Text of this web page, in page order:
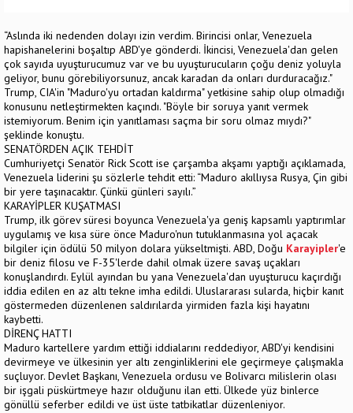
“Aslında iki nedenden dolayı izin verdim. Birincisi onlar, Venezuela
hapishanelerini boşaltıp ABD'ye gönderdi. İkincisi, Venezuela'dan gelen
çok sayıda uyuşturucumuz var ve bu uyuşturucuların çoğu deniz yoluyla
geliyor, bunu görebiliyorsunuz, ancak karadan da onları durduracağız."
Trump, CIA'in "Maduro'yu ortadan kaldırma" yetkisine sahip olup olmadığı
konusunu netleştirmekten kaçındı. "Böyle bir soruya yanıt vermek
istemiyorum. Benim için yanıtlaması saçma bir soru olmaz mıydı?"
şeklinde konuştu.
SENATÖRDEN AÇIK TEHDİT
Cumhuriyetçi Senatör Rick Scott ise çarşamba akşamı yaptığı açıklamada,
Venezuela liderini şu sözlerle tehdit etti: “Maduro akıllıysa Rusya, Çin gibi
bir yere taşınacaktır. Çünkü günleri sayılı.”
KARAYİPLER KUŞATMASI
Trump, ilk görev süresi boyunca Venezuela'ya geniş kapsamlı yaptırımlar
uygulamış ve kısa süre önce Maduro'nun tutuklanmasına yol açacak
bilgiler için ödülü 50 milyon dolara yükseltmişti. ABD, Doğu Karayipler'e
bir deniz filosu ve F-35'lerde dahil olmak üzere savaş uçakları
konuşlandırdı. Eylül ayından bu yana Venezuela'dan uyuşturucu kaçırdığı
iddia edilen en az altı tekne imha edildi. Uluslararası sularda, hiçbir kanıt
göstermeden düzenlenen saldırılarda yirmiden fazla kişi hayatını
kaybetti.
DİRENÇ HATTI
Maduro kartellere yardım ettiği iddialarını reddediyor, ABD'yi kendisini
devirmeye ve ülkesinin yer altı zenginliklerini ele geçirmeye çalışmakla
suçluyor. Devlet Başkanı, Venezuela ordusu ve Bolivarcı milislerin olası
bir işgali püskürtmeye hazır olduğunu ilan etti. Ülkede yüz binlerce
gönüllü seferber edildi ve üst üste tatbikatlar düzenleniyor.